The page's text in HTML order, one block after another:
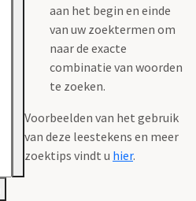
aan het begin en einde
van uw zoektermen om
naar de exacte
combinatie van woorden
te zoeken.
Voorbeelden van het gebruik
van deze leestekens en meer
zoektips vindt u hier.